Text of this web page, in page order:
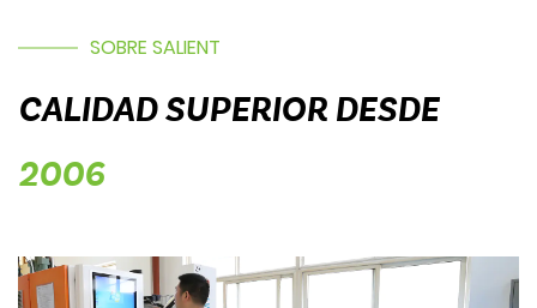
SOBRE SALIENT
CALIDAD SUPERIOR DESDE
2006